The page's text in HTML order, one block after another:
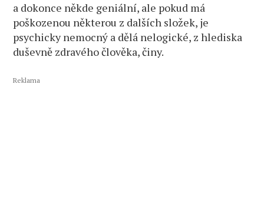
a dokonce někde geniální, ale pokud má
poškozenou některou z dalších složek, je
psychicky nemocný a dělá nelogické, z hlediska
duševně zdravého člověka, činy.
Reklama